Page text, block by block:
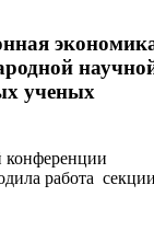
ученых
работа